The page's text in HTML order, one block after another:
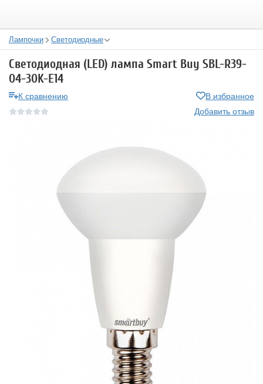
Лампочки Светодиодные
Светодиодная (LED) лампа Smart Buy SBL-R39-
04-30K-E14
К сравнению
В избранное
Добавить отзыв